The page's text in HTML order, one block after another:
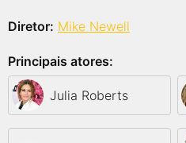
Diretor: Mike Newell
Principais atores:
Julia Roberts